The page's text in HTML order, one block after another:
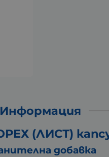
Информация
(ЛИСТ)
добавка